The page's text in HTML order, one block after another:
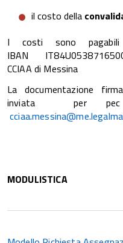
il costo della
I costi sono
IBAN
CCIAA di Messina
La documentazione
inviata per pec
MODULISTICA